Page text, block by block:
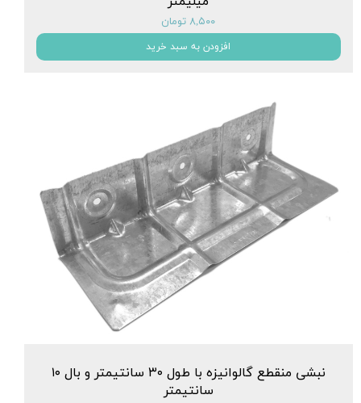
۸,۵۰۰ تومان
افزودن به سبد خرید
نبشی منقطع گالوانیزه با طول ۳۰ سانتیمتر و بال ۱۰
سانتیمتر